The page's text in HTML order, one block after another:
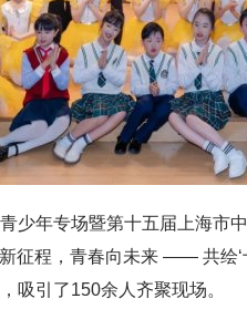
年专场暨第十五届上海市中
征程，青春向未来 —— 共绘
吸引了150余人齐聚现场。